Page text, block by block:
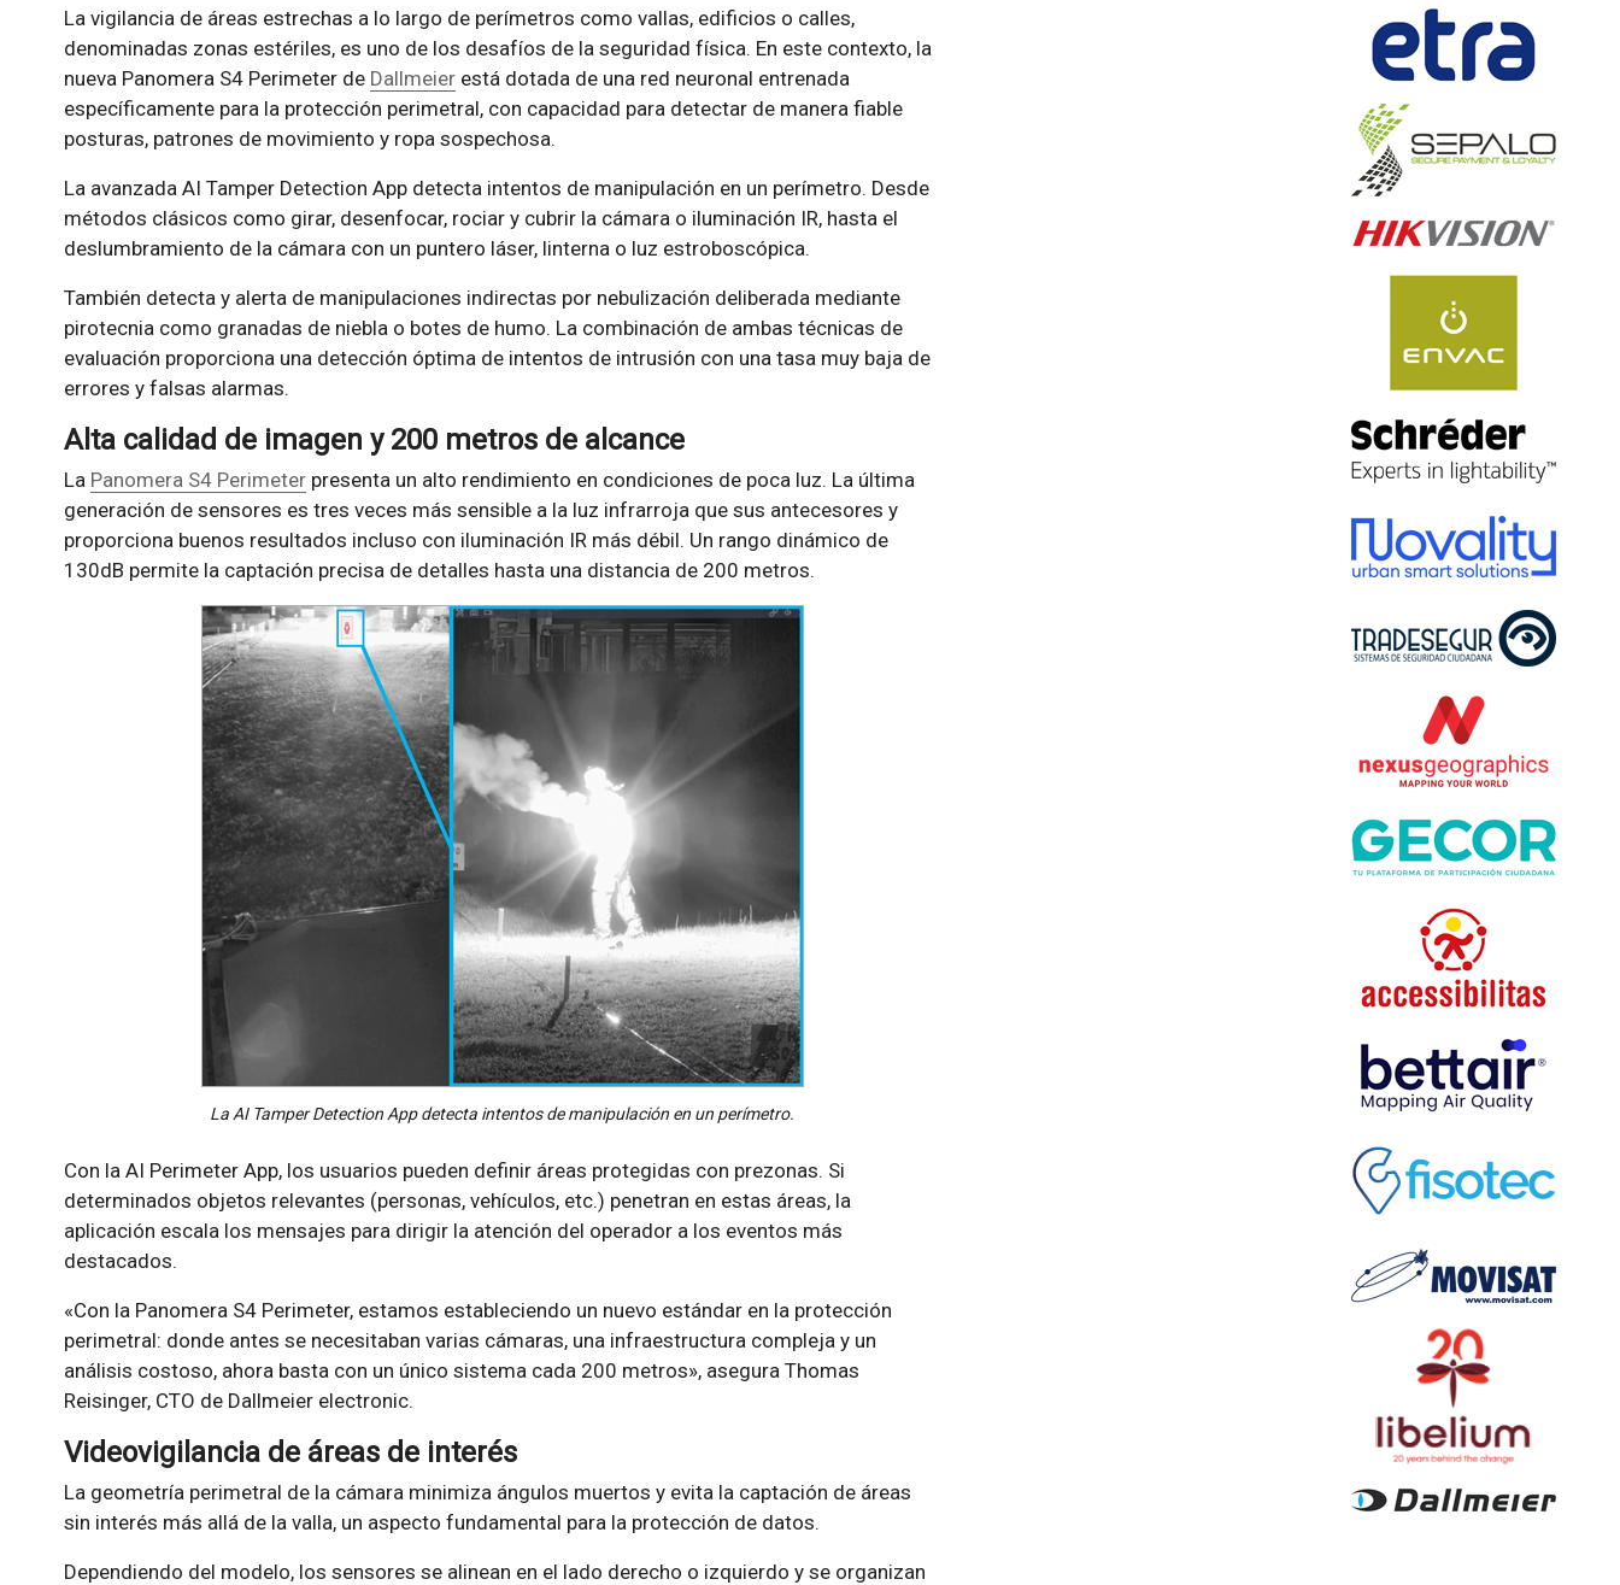
La vigilancia de áreas estrechas a lo largo de perímetros como vallas, edificios o calles,
denominadas zonas estériles, es uno de los desafíos de la seguridad física. En este contexto, la
nueva Panomera S4 Perimeter de Dallmeierestá dotada de una red neuronal entrenada
específicamente para la protección perimetral, con capacidad para detectar de manera fiable
posturas, patrones de movimiento y ropa sospechosa.
La avanzada AI Tamper Detection App detecta intentos de manipulación en un perímetro. Desde
métodos clásicos como girar, desenfocar, rociar y cubrir la cámara o iluminación IR, hasta el
deslumbramiento de la cámara con un puntero láser, linterna o luz estroboscópica.
También detecta y alerta de manipulaciones indirectas por nebulización deliberada mediante
pirotecnia como granadas de niebla o botes de humo. La combinación de ambas técnicas de
evaluación proporciona una detección óptima de intentos de intrusión con una tasa muy baja de
errores y falsas alarmas.
Alta calidad de imagen y 200 metros de alcance
La Panomera S4 Perimeterpresenta un alto rendimiento en condiciones de poca luz. La última
generación de sensores es tres veces más sensible a la luz infrarroja que sus antecesores y
proporciona buenos resultados incluso con iluminación IR más débil. Un rango dinámico de
130dB permite la captación precisa de detalles hasta una distancia de 200 metros.
La AI Tamper Detection App detecta intentos de manipulación en un perímetro.
Con la AI Perimeter App, los usuarios pueden definir áreas protegidas con prezonas. Si
determinados objetos relevantes (personas, vehículos, etc.) penetran en estas áreas, la
aplicación escala los mensajes para dirigir la atención del operador a los eventos más
destacados.
«Con la Panomera S4 Perimeter, estamos estableciendo un nuevo estándar en la protección
perimetral: donde antes se necesitaban varias cámaras, una infraestructura compleja y un
análisis costoso, ahora basta con un único sistema cada 200 metros», asegura Thomas
Reisinger, CTO de Dallmeier electronic.
Videovigilancia de áreas de interés
La geometría perimetral de la cámara minimiza ángulos muertos y evita la captación de áreas
sin interés más allá de la valla, un aspecto fundamental para la protección de datos.
Dependiendo del modelo, los sensores se alinean en el lado derecho o izquierdo y se organizan